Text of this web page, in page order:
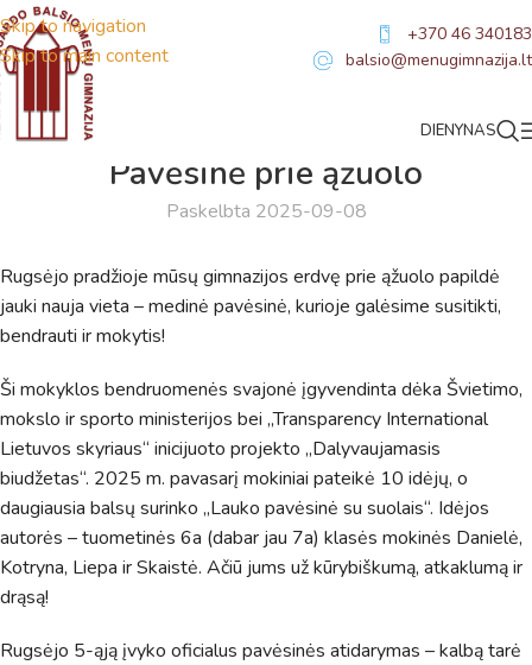
Skip to navigation
Skip to main content
+370 46 340183
balsio@menugimnazija.lt
DIENYNAS
Pavėsinė prie ąžuolo
Paskelbta 2025-09-08
Rugsėjo pradžioje mūsų gimnazijos erdvę prie ąžuolo papildė
jauki nauja vieta – medinė pavėsinė, kurioje galėsime susitikti,
bendrauti ir mokytis!
Ši mokyklos bendruomenės svajonė įgyvendinta dėka Švietimo,
mokslo ir sporto ministerijos bei „Transparency International
Lietuvos skyriaus“ inicijuoto projekto „Dalyvaujamasis
biudžetas“. 2025 m. pavasarį mokiniai pateikė 10 idėjų, o
daugiausia balsų surinko „Lauko pavėsinė su suolais“. Idėjos
autorės – tuometinės 6a (dabar jau 7a) klasės mokinės Danielė,
Kotryna, Liepa ir Skaistė. Ačiū jums už kūrybiškumą, atkaklumą ir
drąsą!
Rugsėjo 5-ąją įvyko oficialus pavėsinės atidarymas – kalbą tarė